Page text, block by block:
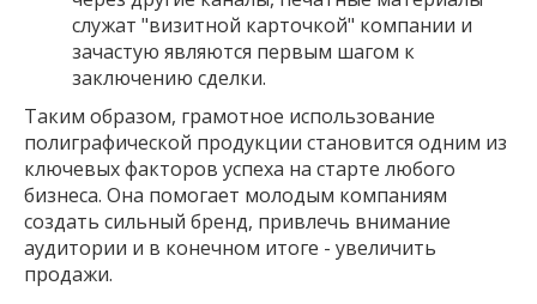
служат "визитной карточкой" компании и
зачастую являются первым шагом к
заключению сделки.
Таким образом, грамотное использование
полиграфической продукции становится одним из
ключевых факторов успеха на старте любого
бизнеса. Она помогает молодым компаниям
создать сильный бренд, привлечь внимание
аудитории и в конечном итоге - увеличить
продажи.